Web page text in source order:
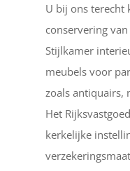
U bij ons terecht
conservering
Stijlkamer
meubels voor
zoals antiquairs,
Het
kerkelijke